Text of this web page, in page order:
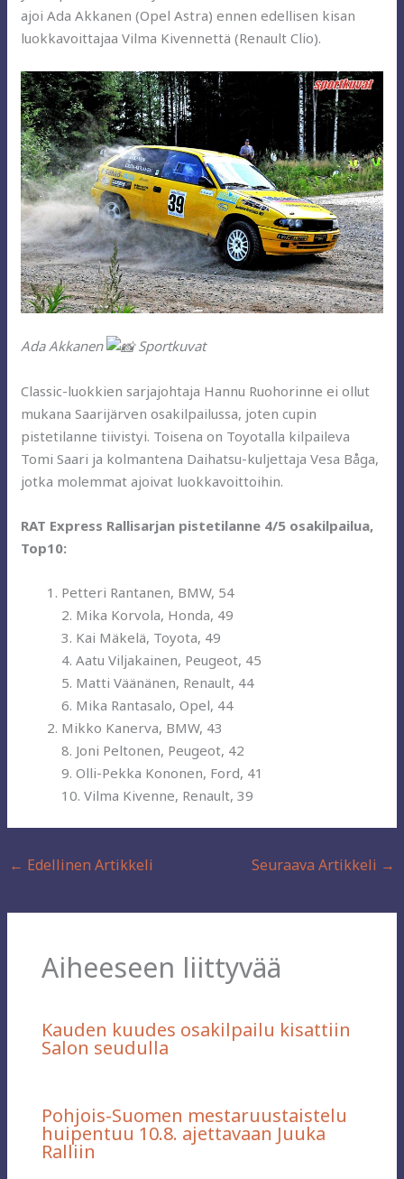
ajoi Ada Akkanen (Opel Astra) ennen edellisen kisan
luokkavoittajaa Vilma Kivennettä (Renault Clio).
Ada Akkanen Sportkuvat
Classic-luokkien sarjajohtaja Hannu Ruohorinne ei ollut
mukana Saarijärven osakilpailussa, joten cupin
pistetilanne tiivistyi. Toisena on Toyotalla kilpaileva
Tomi Saari ja kolmantena Daihatsu-kuljettaja Vesa Båga,
jotka molemmat ajoivat luokkavoittoihin.
RAT Express Rallisarjan pistetilanne 4/5 osakilpailua,
Top10:
Petteri Rantanen, BMW, 54
2. Mika Korvola, Honda, 49
3. Kai Mäkelä, Toyota, 49
4. Aatu Viljakainen, Peugeot, 45
5. Matti Väänänen, Renault, 44
6. Mika Rantasalo, Opel, 44
Mikko Kanerva, BMW, 43
8. Joni Peltonen, Peugeot, 42
9. Olli-Pekka Kononen, Ford, 41
10. Vilma Kivenne, Renault, 39
← Edellinen Artikkeli Seuraava Artikkeli →
Aiheeseen liittyvää
Kauden kuudes osakilpailu kisattiin
Salon seudulla
Pohjois-Suomen mestaruustaistelu
huipentuu 10.8. ajettavaan Juuka
Ralliin